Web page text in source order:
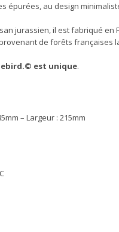
épurées, au design
jurassien, il est fabriqué en
de forêts françaises
est unique.
– Largeur : 215mm